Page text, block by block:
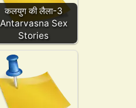
कलयुग की लैला-3
Antarvasna Sex
Stories